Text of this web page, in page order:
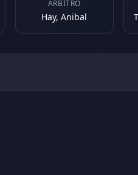
ÁRBITRO
Hay, Anibal